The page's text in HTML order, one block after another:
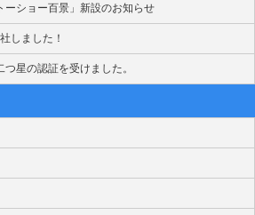
ーショー百景」新設のお知らせ
しました！
星の認証を受けました。